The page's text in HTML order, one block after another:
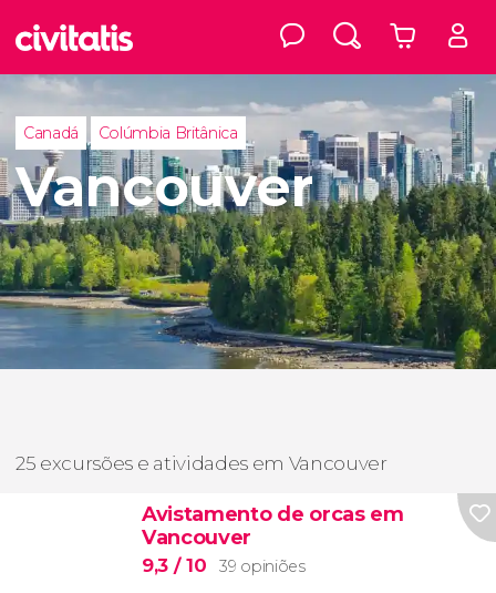
Canadá Colúmbia Britânica
Vancouver
25 excursões e atividades em Vancouver
Avistamento de orcas em
Vancouver
9,3 / 10 39 opiniões